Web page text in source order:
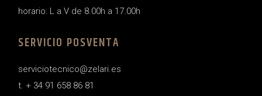
horario: L a V de 8.00h a 17.00h
SERVICIO POSVENTA
serviciotecnico@zelari.es
t. + 34 91 658 86 81